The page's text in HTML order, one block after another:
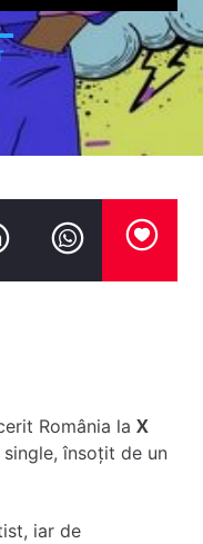
România laX
însoțit de un
iar de